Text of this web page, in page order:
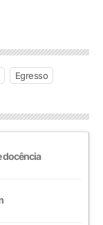
Egresso
docência